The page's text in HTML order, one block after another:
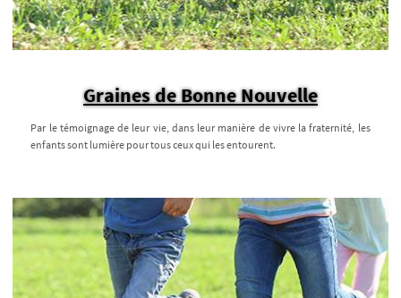
Graines de Bonne Nouvelle
Par le témoignage de leur vie, dans leur manière de vivre la fraternité, les
enfants sont lumière pour tous ceux qui les entourent.